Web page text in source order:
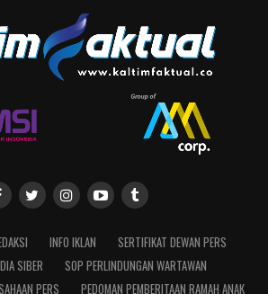
INFO IKLAN
SERTIFIKAT DEWAN PERS
SIBER
SOP PERLINDUNGAN WARTAWAN
PERS
PEDOMAN PEMBERITAAN RAMAH ANAK